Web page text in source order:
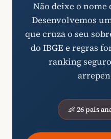
Não deixe o nome
Desenvolvemos
que cruza o seu
do IBGE e regras
ranking
👶 26 pais